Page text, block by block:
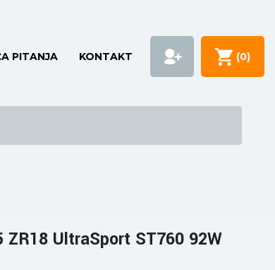
PITANJA KONTAKT (0)
ZR18 UltraSport ST760 92W